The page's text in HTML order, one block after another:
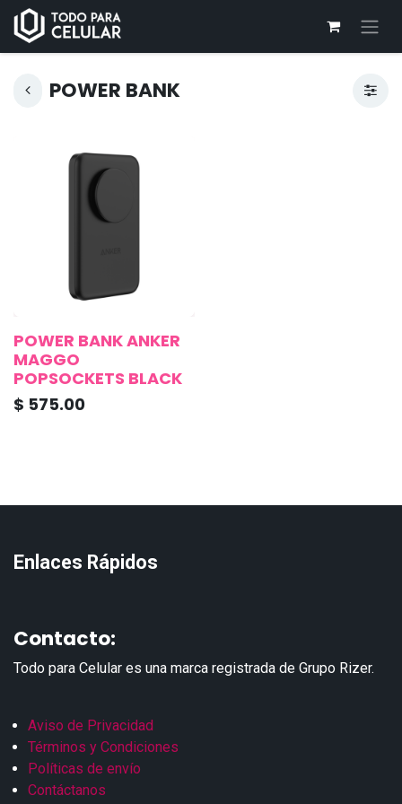
POWER BANK
POWER BANK ANKER
MAGGO
POPSOCKETS BLACK
$ 575.00
Enlaces Rápidos
Contacto:
Todo para Celular es una marca registrada de Grupo Rizer.
Aviso de Privacidad
Términos y Condiciones
Políticas de envío
Contáctanos